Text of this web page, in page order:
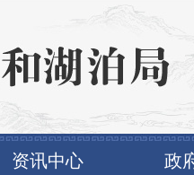
资讯中心 政